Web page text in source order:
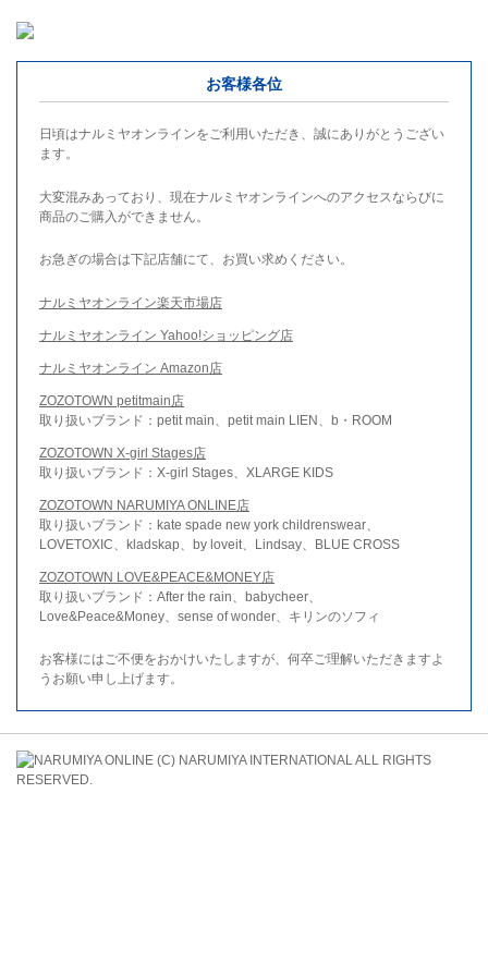
お客様各位
日頃はナルミヤオンラインをご利用いただき、誠にありがとうござい
ます。
大変混みあっており、現在ナルミヤオンラインへのアクセスならびに
商品のご購入ができません。
お急ぎの場合は下記店舗にて、お買い求めください。
ナルミヤオンライン楽天市場店
ナルミヤオンライン Yahoo!ショッピング店
ナルミヤオンライン Amazon店
ZOZOTOWN petitmain店
取り扱いブランド：petit main、petit main LIEN、b・ROOM
ZOZOTOWN X-girl Stages店
取り扱いブランド：X-girl Stages、XLARGE KIDS
ZOZOTOWN NARUMIYA ONLINE店
取り扱いブランド：kate spade new york childrenswear、
LOVETOXIC、kladskap、by loveit、Lindsay、BLUE CROSS
ZOZOTOWN LOVE&PEACE&MONEY店
取り扱いブランド：After the rain、babycheer、
Love&Peace&Money、sense of wonder、キリンのソフィ
お客様にはご不便をおかけいたしますが、何卒ご理解いただきますよ
うお願い申し上げます。